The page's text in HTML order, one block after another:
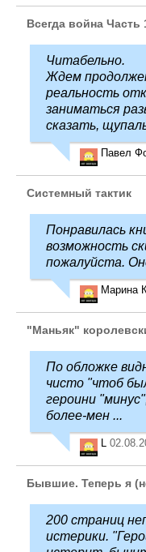
Всегда война Часть
Читабельно.
Ждем
реальность
заниматься
сказать,
Павел
Системный тактик
Понравилась
возможность
пожалуйста.
Марина
"Маньяк"
По обложке
чисто "чтоб
героини
более-мен ...
Бывшие. Теперь я
200 страниц
истерики.